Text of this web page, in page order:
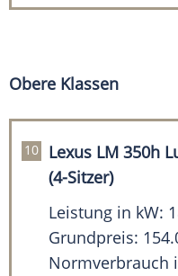
Obere Klassen
Lexus LM 350h
(4-Sitzer)
Leistung in kW:
Grundpreis:
Normverbrauch